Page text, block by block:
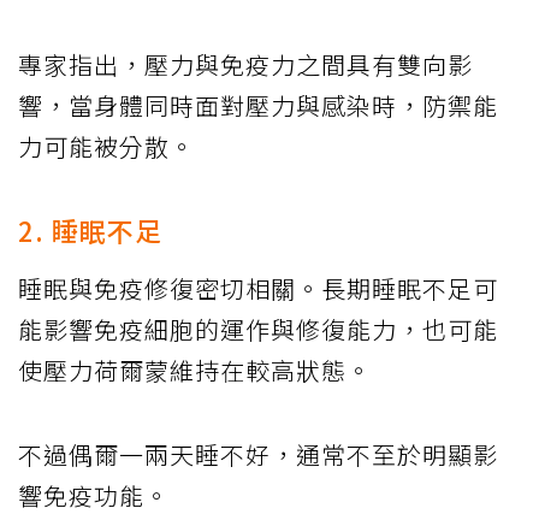
專家指出，壓力與免疫力之間具有雙向影
響，當身體同時面對壓力與感染時，防禦能
力可能被分散。
2. 睡眠不足
睡眠與免疫修復密切相關。長期睡眠不足可
能影響免疫細胞的運作與修復能力，也可能
使壓力荷爾蒙維持在較高狀態。
不過偶爾一兩天睡不好，通常不至於明顯影
響免疫功能。